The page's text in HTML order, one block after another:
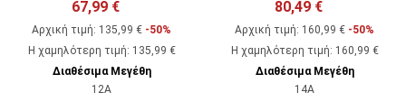
67,99 €
Αρχική τιμή: 135,99 € -50%
Η χαμηλότερη τιμή: 135,99 €
Διαθέσιμα Μεγέθη
12A
80,49 €
Αρχική τιμή: 160,99 € -50%
Η χαμηλότερη τιμή: 160,99 €
Διαθέσιμα Μεγέθη
14A